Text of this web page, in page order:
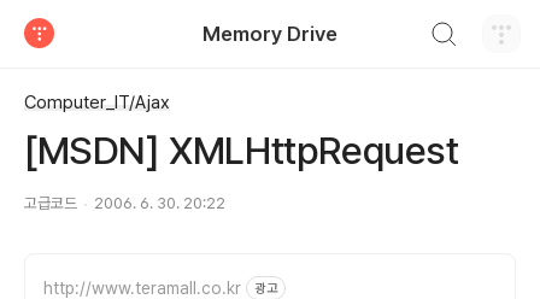
Memory Drive
Computer_IT/Ajax
[MSDN] XMLHttpRequest
고급코드 2006. 6. 30. 20:22
http://www.teramall.co.kr 광고